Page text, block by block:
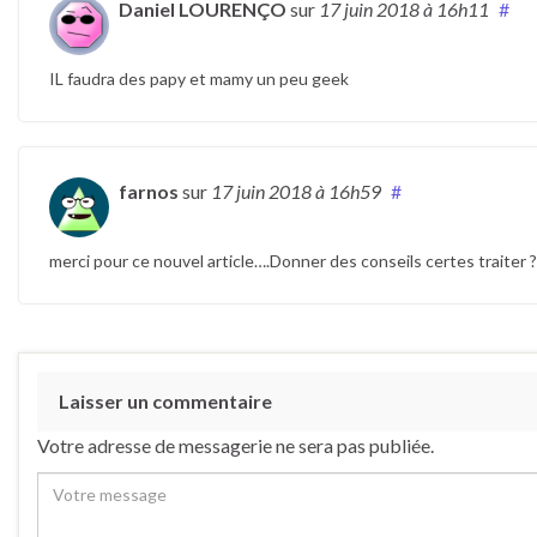
Daniel LOURENÇO sur 17 juin 2018à 16h11 #
IL faudra des papy et mamy un peu geek
farnos sur 17 juin 2018à 16h59 #
merci pour ce nouvel article….Donner des conseils certes traiter
Laisser un commentaire
Votre adresse de messagerie ne sera pas publiée.